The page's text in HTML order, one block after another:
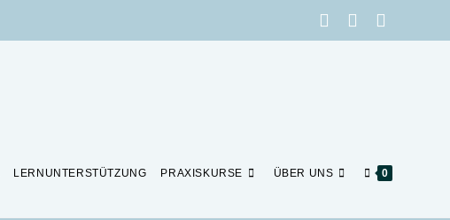
LERNUNTERSTÜTZUNG PRAXISKURSE ÜBER UNS 0